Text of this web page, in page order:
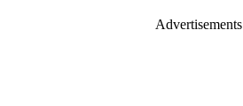
Advertisements